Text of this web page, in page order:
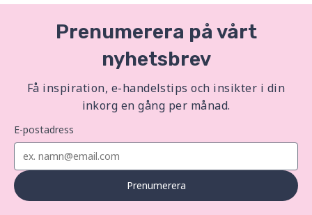
Prenumerera på vårt
nyhetsbrev
Få inspiration, e-handelstips och insikter i din
inkorg en gång per månad.
E-postadress
Prenumerera